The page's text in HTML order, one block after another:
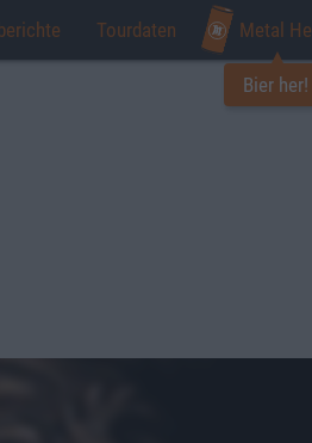
Tourdaten Metal Hell
Bier her!